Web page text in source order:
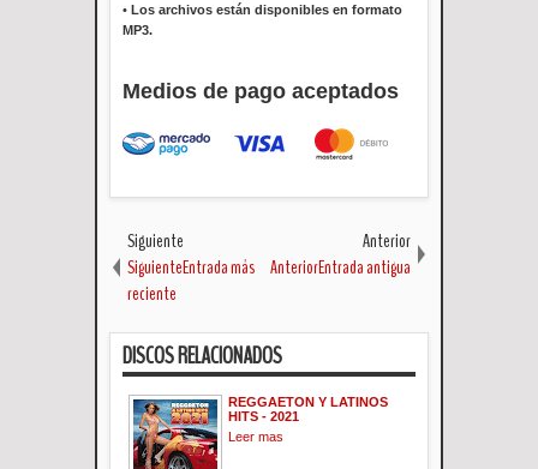
• Los archivos están disponibles en formato
MP3.
Medios de pago aceptados
Siguiente
SiguienteEntrada más
reciente
Anterior
AnteriorEntrada antigua
DISCOS RELACIONADOS
REGGAETON Y LATINOS
HITS - 2021
Leer mas